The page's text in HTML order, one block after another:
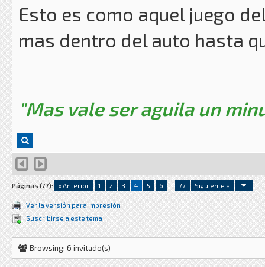
Esto es como aquel juego
mas dentro del auto hasta
"Mas vale ser aguila un
Páginas (77): « Anterior 1 2 3 4 5 6 ... 77 Siguiente »
Ver la versión para impresión
Suscribirse a este tema
Browsing: 6 invitado(s)